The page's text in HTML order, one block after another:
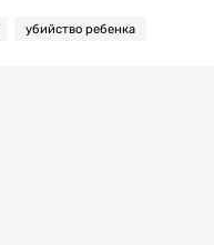
убийство ребенка